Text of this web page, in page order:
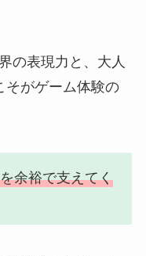
の表現力と、大人
そがゲーム体験の
余裕で支えてく